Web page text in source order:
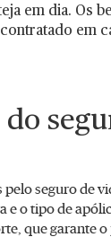
em dia. Os
em
seguro de
e o tipo de
que garante